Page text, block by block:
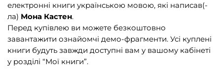
Навчальна література та посібники (527)
Енциклопедії, довідники, словники (55)
Подарункові сертифікати (1)
електронні книги українською мовою, які написав(-
ла) Мона Кастен.
Перед купівлею ви можете безкоштовно
завантажити ознайомчі демо-фрагменти. Усі куплені
книги будуть завжди доступні вам у вашому кабінеті
у розділі “Мої книги”.